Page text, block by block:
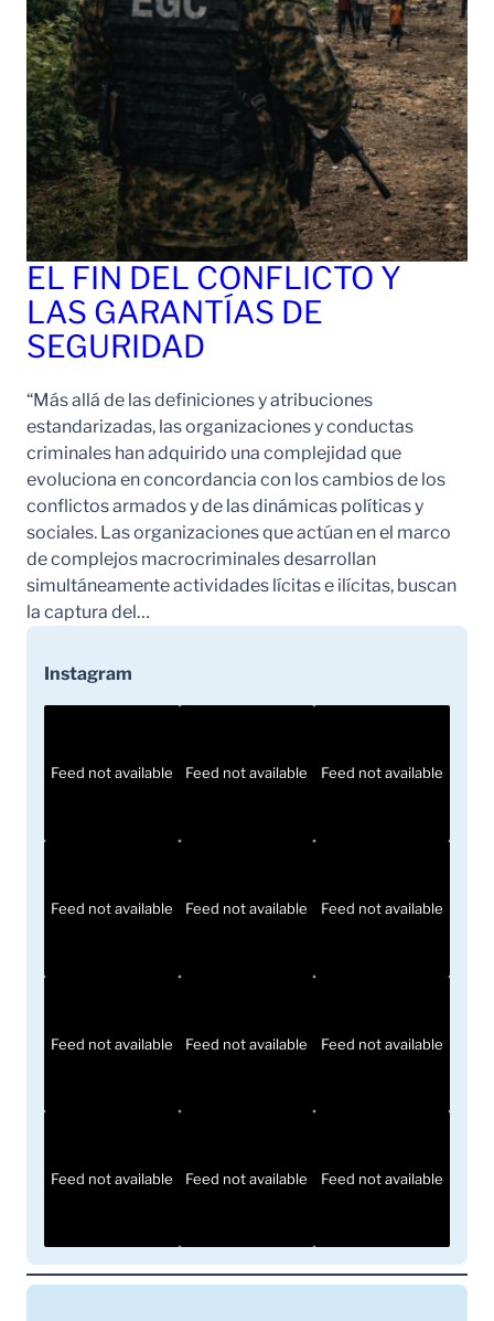
EL FIN DEL CONFLICTO Y
LAS GARANTÍAS DE
SEGURIDAD
“Más allá de las definiciones y atribuciones
estandarizadas, las organizaciones y conductas
criminales han adquirido una complejidad que
evoluciona en concordancia con los cambios de los
conflictos armados y de las dinámicas políticas y
sociales. Las organizaciones que actúan en el marco
de complejos macrocriminales desarrollan
simultáneamente actividades lícitas e ilícitas, buscan
la captura del…
Instagram
Feed not available Feed not available Feed not available
Feed not available Feed not available Feed not available
Feed not available Feed not available Feed not available
Feed not available Feed not available Feed not available